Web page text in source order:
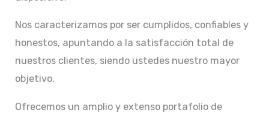
Nos caracterizamos por ser cumplidos, confiables y
honestos, apuntando a la satisfacción total de
nuestros clientes, siendo ustedes nuestro mayor
objetivo.
Ofrecemos un amplio y extenso portafolio de